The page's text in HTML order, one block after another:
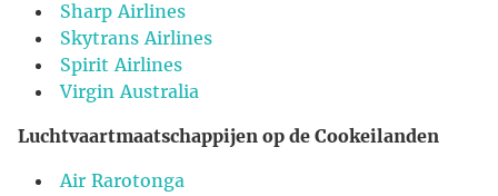
Sharp Airlines
Skytrans Airlines
Spirit Airlines
Virgin Australia
Luchtvaartmaatschappijen op de Cookeilanden
Air Rarotonga